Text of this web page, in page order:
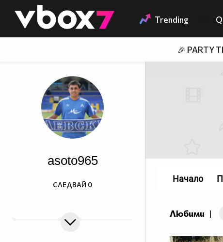
👾 Trending
🎉 PARTY
asoto965
СЛЕДВАЙ 0
Любими |
Начало